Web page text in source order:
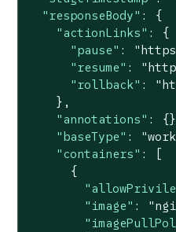
"responseBody" : {
"actionLinks" : {
"pause" :
"resume" :
"rollback" :
    },
"annotations" :
"baseType" :
"containers" : [
      {
"image" :